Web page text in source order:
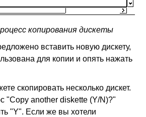
копирования дискеты
вставить новую дискету,
для копии и опять нажать
скопировать несколько дискет.
"Copy another diskette (Y/N)?"
"Y". Если же вы хотели